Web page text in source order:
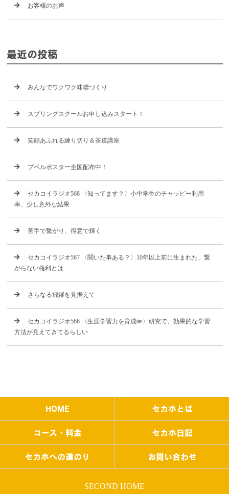
お客様のお声
最近の投稿
みんなでワクワク味噌づくり
スプリングスクールお申し込みスタート！
笑顔あふれる練り切り＆茶道講座
プペルポスター全国配布中！
セカコイラジオ568 〈知ってます？〉小中学生のチャッピー利用
率、少し意外な結果
苦手で繋がり、得意で輝く
セカコイラジオ567 〈聞いた事ある？〉10年以上前に生まれた、繋
がらない権利とは
さらなる飛躍を見据えて
セカコイラジオ566 〈生涯学習力を育成✏️〉研究で、効果的な学習
方法が見えてきてるらしい
HOME セカホとは
コース・料金 セカホ日記
セカホへの道のり お問い合わせ
SECOND HOME